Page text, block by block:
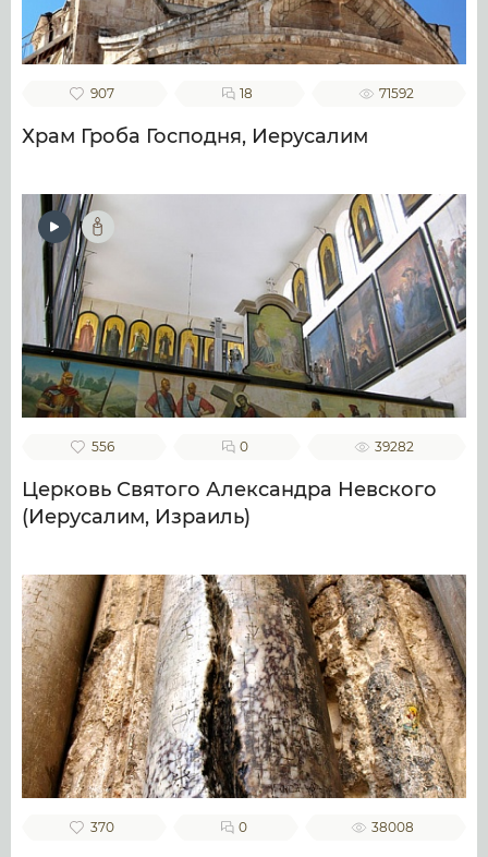
907 18 71592
Храм Гроба Господня, Иерусалим
556 0 39282
Церковь Святого Александра Невского
(Иерусалим, Израиль)
370 0 38008